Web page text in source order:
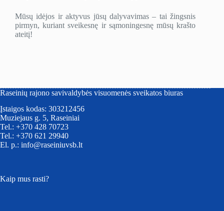
Mūsų idėjos ir aktyvus jūsų dalyvavimas – tai žingsnis
pirmyn, kuriant sveikesnę ir sąmoningesnę mūsų krašto
ateitį!
Raseinių rajono savivaldybės visuomenės sveikatos biuras
Įstaigos kodas: 303212456
Muziejaus g. 5, Raseiniai
Tel.: +370 428 70723
Tel.: +370 621 29940
El. p.: info@raseiniuvsb.lt
Kaip mus rasti?